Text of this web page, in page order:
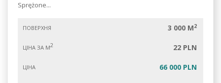
Sprężone...
ПОВЕРХНЯ 3 000 M2
ЦІНА ЗА М2 22 PLN
ЦІНА 66 000 PLN